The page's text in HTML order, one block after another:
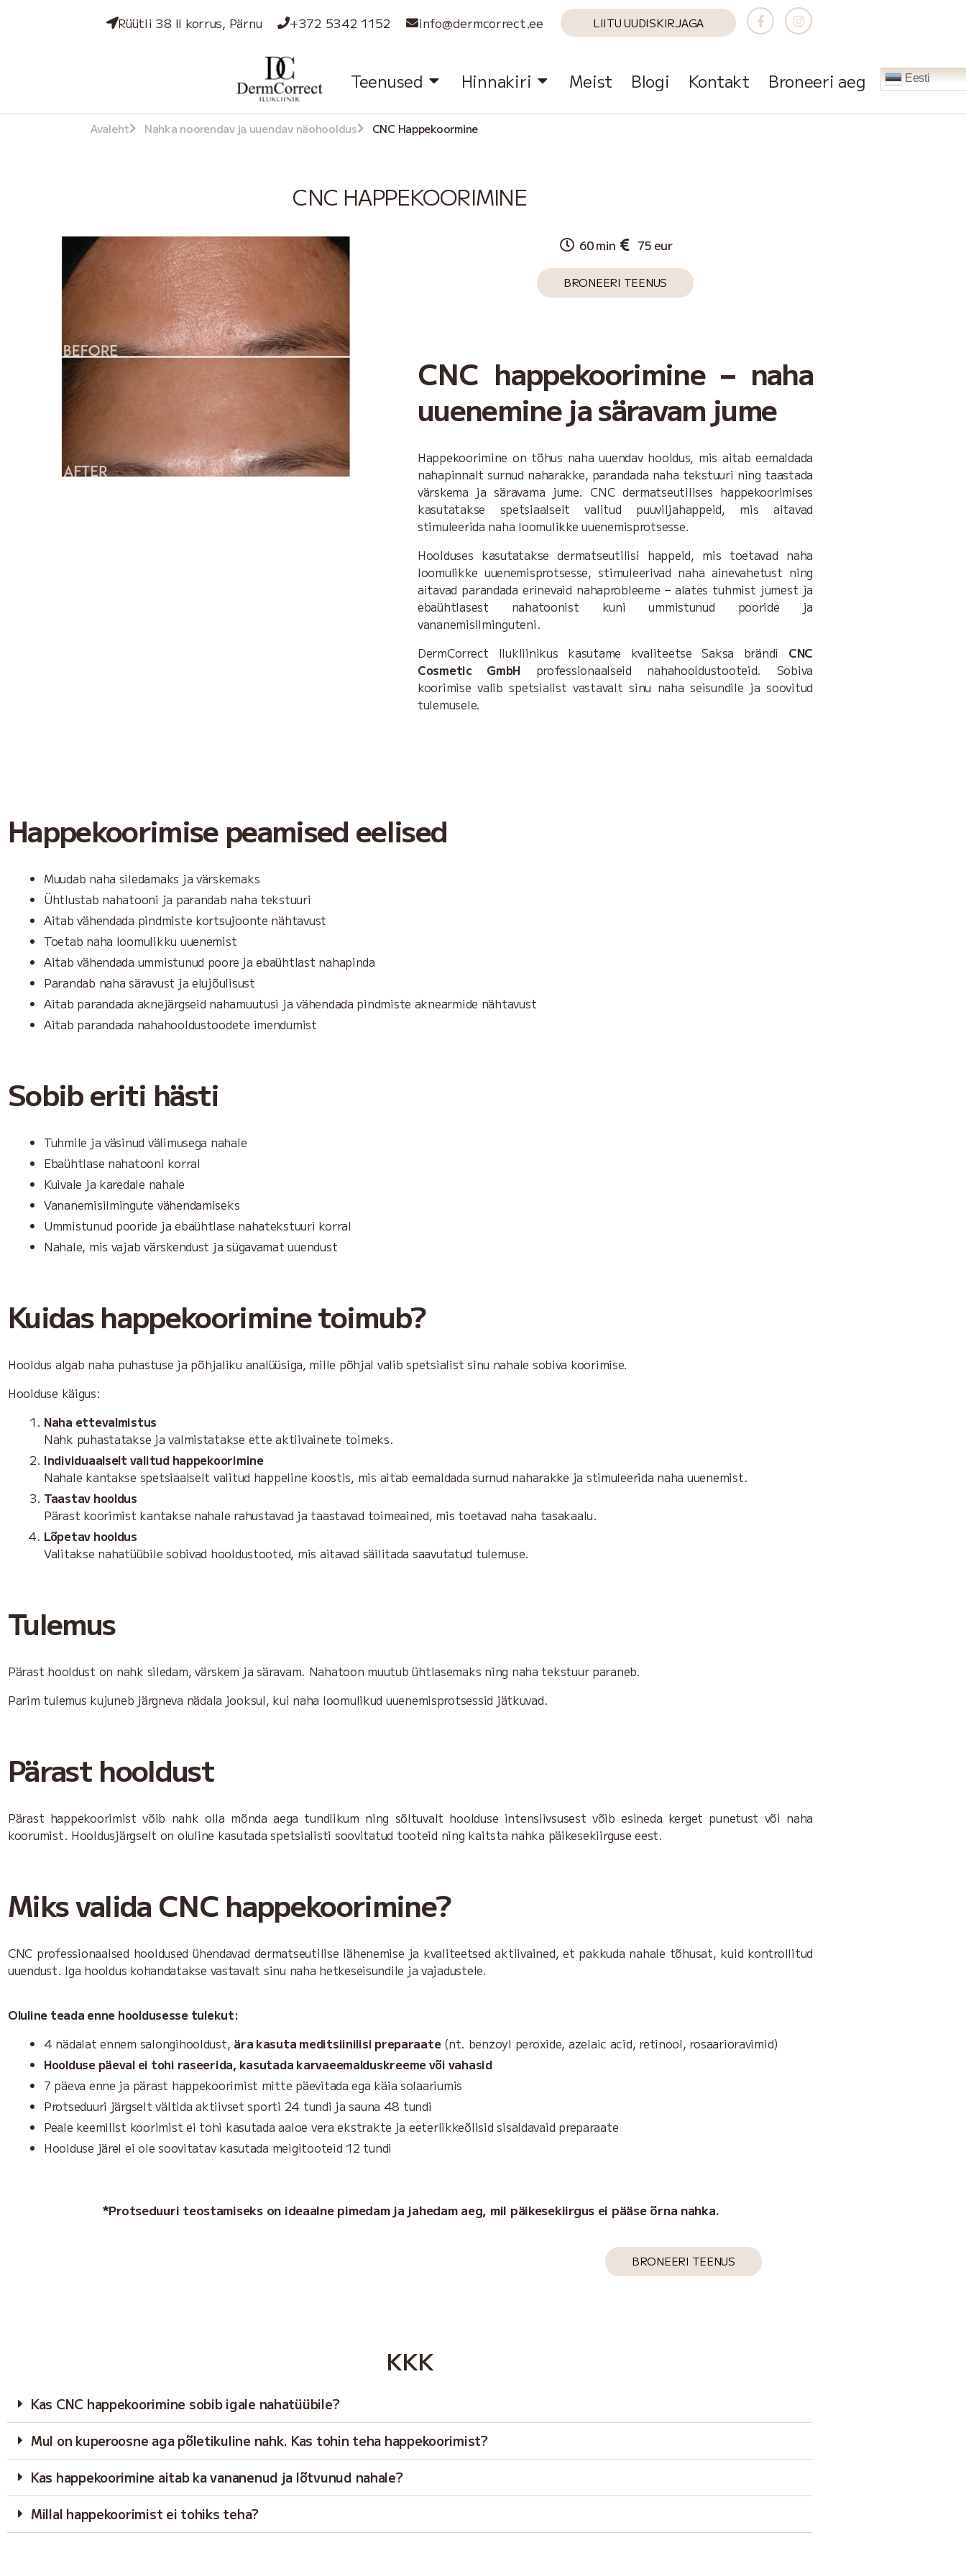
Rüütli 38 II korrus, Pärnu +372 5342 1152 info@dermcorrect.ee LIITU UUDISKIRJAGA
Teenused Hinnakiri Meist Blogi Kontakt Broneeri aeg Eesti
Avaleht Nahka noorendav ja uuendav näohooldus CNC Happekoormine
CNC HAPPEKOORIMINE
60 min 75 eur
BRONEERI TEENUS
CNC happekoorimine – naha
uuenemine ja säravam jume
Happekoorimine on tõhus naha uuendav hooldus, mis aitab eemaldada
nahapinnalt surnud naharakke, parandada naha tekstuuri ning taastada
värskema ja säravama jume. CNC dermatseutilises happekoorimises
kasutatakse spetsiaalselt valitud puuviljahappeid, mis aitavad
stimuleerida naha loomulikke uuenemisprotsesse.
Hoolduses kasutatakse dermatseutilisi happeid, mis toetavad naha
loomulikke uuenemisprotsesse, stimuleerivad naha ainevahetust ning
aitavad parandada erinevaid nahaprobleeme – alates tuhmist jumest ja
ebaühtlasest nahatoonist kuni ummistunud pooride ja
vananemisilminguteni.
DermCorrect Ilukliinikus kasutame kvaliteetse Saksa brändi CNC
Cosmetic GmbH professionaalseid nahahooldustooteid. Sobiva
koorimise valib spetsialist vastavalt sinu naha seisundile ja soovitud
tulemusele.
Happekoorimise peamised eelised
Muudab naha siledamaks ja värskemaks
Ühtlustab nahatooni ja parandab naha tekstuuri
Aitab vähendada pindmiste kortsujoonte nähtavust
Toetab naha loomulikku uuenemist
Aitab vähendada ummistunud poore ja ebaühtlast nahapinda
Parandab naha säravust ja elujõulisust
Aitab parandada aknejärgseid nahamuutusi ja vähendada pindmiste aknearmide nähtavust
Aitab parandada nahahooldustoodete imendumist
Sobib eriti hästi
Tuhmile ja väsinud välimusega nahale
Ebaühtlase nahatooni korral
Kuivale ja karedale nahale
Vananemisilmingute vähendamiseks
Ummistunud pooride ja ebaühtlase nahatekstuuri korral
Nahale, mis vajab värskendust ja sügavamat uuendust
Kuidas happekoorimine toimub?
Hooldus algab naha puhastuse ja põhjaliku analüüsiga, mille põhjal valib spetsialist sinu nahale sobiva koorimise.
Hoolduse käigus:
Naha ettevalmistus
Nahk puhastatakse ja valmistatakse ette aktiivainete toimeks.
Individuaalselt valitud happekoorimine
Nahale kantakse spetsiaalselt valitud happeline koostis, mis aitab eemaldada surnud naharakke ja stimuleerida naha uuenemist.
Taastav hooldus
Pärast koorimist kantakse nahale rahustavad ja taastavad toimeained, mis toetavad naha tasakaalu.
Lõpetav hooldus
Valitakse nahatüübile sobivad hooldustooted, mis aitavad säilitada saavutatud tulemuse.
Tulemus
Pärast hooldust on nahk siledam, värskem ja säravam. Nahatoon muutub ühtlasemaks ning naha tekstuur paraneb.
Parim tulemus kujuneb järgneva nädala jooksul, kui naha loomulikud uuenemisprotsessid jätkuvad.
Pärast hooldust
Pärast happekoorimist võib nahk olla mõnda aega tundlikum ning sõltuvalt hoolduse intensiivsusest võib esineda kerget punetust või naha
koorumist. Hooldusjärgselt on oluline kasutada spetsialisti soovitatud tooteid ning kaitsta nahka päikesekiirguse eest.
Miks valida CNC happekoorimine?
CNC professionaalsed hooldused ühendavad dermatseutilise lähenemise ja kvaliteetsed aktiivained, et pakkuda nahale tõhusat, kuid kontrollitud
uuendust. Iga hooldus kohandatakse vastavalt sinu naha hetkeseisundile ja vajadustele.
Oluline teada enne hooldusesse tulekut:
4 nädalat ennem salongihooldust, ära kasuta meditsiinilisi preparaate(nt. benzoyl peroxide, azelaic acid, retinool, rosaarioravimid)
Hoolduse päeval ei tohi raseerida, kasutada karvaeemalduskreeme või vahasid
7 päeva enne ja pärast happekoorimist mitte päevitada ega käia solaariumis
Protseduuri järgselt vältida aktiivset sporti 24 tundi ja sauna 48 tundi
Peale keemilist koorimist ei tohi kasutada aaloe vera ekstrakte ja eeterlikkeõlisid sisaldavaid preparaate
Hoolduse järel ei ole soovitatav kasutada meigitooteid 12 tundi
*Protseduuri teostamiseks on ideaalne pimedam ja jahedam aeg, mil päikesekiirgus ei pääse õrna nahka.
BRONEERI TEENUS
KKK
Kas CNC happekoorimine sobib igale nahatüübile?
Mul on kuperoosne aga põletikuline nahk. Kas tohin teha happekoorimist?
Kas happekoorimine aitab ka vananenud ja lõtvunud nahale?
Millal happekoorimist ei tohiks teha?